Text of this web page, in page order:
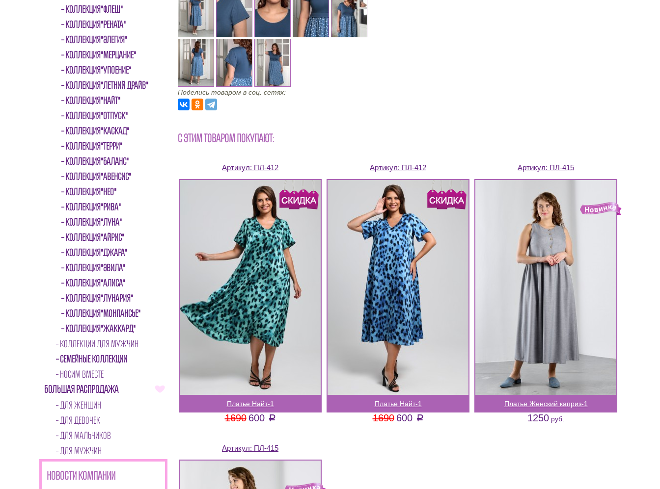
КОЛЛЕКЦИЯ"ФЛЕШ"
КОЛЛЕКЦИЯ"РЕНАТА"
КОЛЛЕКЦИЯ"ЭЛЕГИЯ"
КОЛЛЕКЦИЯ"МЕРЦАНИЕ"
КОЛЛЕКЦИЯ"УПОЕНИЕ"
КОЛЛЕКЦИЯ"ЛЕТНИЙ ДРАЙВ"
КОЛЛЕКЦИЯ"НАЙТ"
КОЛЛЕКЦИЯ"ОТПУСК"
КОЛЛЕКЦИЯ"КАСКАД"
КОЛЛЕКЦИЯ"ТЕРРИ"
КОЛЛЕКЦИЯ"БАЛАНС"
КОЛЛЕКЦИЯ"АВЕНСИС"
КОЛЛЕКЦИЯ"НЕО"
КОЛЛЕКЦИЯ"РИВА"
КОЛЛЕКЦИЯ"ЛУНА"
КОЛЛЕКЦИЯ"АЙРИС"
КОЛЛЕКЦИЯ"ДЖАРА"
КОЛЛЕКЦИЯ"ЭВИЛА"
КОЛЛЕКЦИЯ"АЛИСА"
КОЛЛЕКЦИЯ"ЛУНАРИЯ"
КОЛЛЕКЦИЯ"МОНПАНСЬЕ"
КОЛЛЕКЦИЯ"ЖАККАРД"
КОЛЛЕКЦИИ ДЛЯ МУЖЧИН
СЕМЕЙНЫЕ КОЛЛЕКЦИИ
НОСИМ ВМЕСТЕ
БОЛЬШАЯ РАСПРОДАЖА
ДЛЯ ЖЕНЩИН
ДЛЯ ДЕВОЧЕК
ДЛЯ МАЛЬЧИКОВ
ДЛЯ МУЖЧИН
НОВОСТИ КОМПАНИИ
Поделись товаром в соц. сетях:
С ЭТИМ ТОВАРОМ ПОКУПАЮТ:
Артикул: ПЛ-412
Платье Найт-1
1690 600 a
Артикул: ПЛ-412
Платье Найт-1
1690 600 a
Артикул: ПЛ-415
Платье Женский каприз-1
1250 руб.
Артикул: ПЛ-415